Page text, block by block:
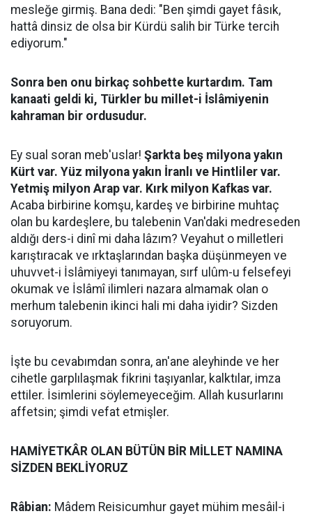
mesleğe girmiş. Bana dedi: "Ben şimdi gayet fâsık,
hattâ dinsiz de olsa bir Kürdü salih bir Türke tercih
ediyorum."
Sonra ben onu birkaç sohbette kurtardım. Tam
kanaati geldi ki, Türkler bu millet-i İslâmiyenin
kahraman bir ordusudur.
Ey sual soran meb'uslar! Şarkta beş milyona yakın
Kürt var. Yüz milyona yakın İranlı ve Hintliler var.
Yetmiş milyon Arap var. Kırk milyon Kafkas var.
Acaba birbirine komşu, kardeş ve birbirine muhtaç
olan bu kardeşlere, bu talebenin Van'daki medreseden
aldığı ders-i dinî mi daha lâzım? Veyahut o milletleri
karıştıracak ve ırktaşlarından başka düşünmeyen ve
uhuvvet-i İslâmiyeyi tanımayan, sırf ulûm-u felsefeyi
okumak ve İslâmî ilimleri nazara almamak olan o
merhum talebenin ikinci hali mi daha iyidir? Sizden
soruyorum.
İşte bu cevabımdan sonra, an'ane aleyhinde ve her
cihetle garplılaşmak fikrini taşıyanlar, kalktılar, imza
ettiler. İsimlerini söylemeyeceğim. Allah kusurlarını
affetsin; şimdi vefat etmişler.
HAMİYETKÂR OLAN BÜTÜN BİR MİLLET NAMINA
SİZDEN BEKLİYORUZ
Râbian: Mâdem Reisicumhur gayet mühim mesâil-i